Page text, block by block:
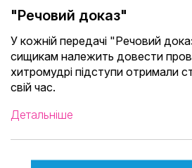
"Речовий доказ"
У кожній передачі "Речовий
сищикам належить довести
хитромудрі підступи отримали
свій час.
Детальніше